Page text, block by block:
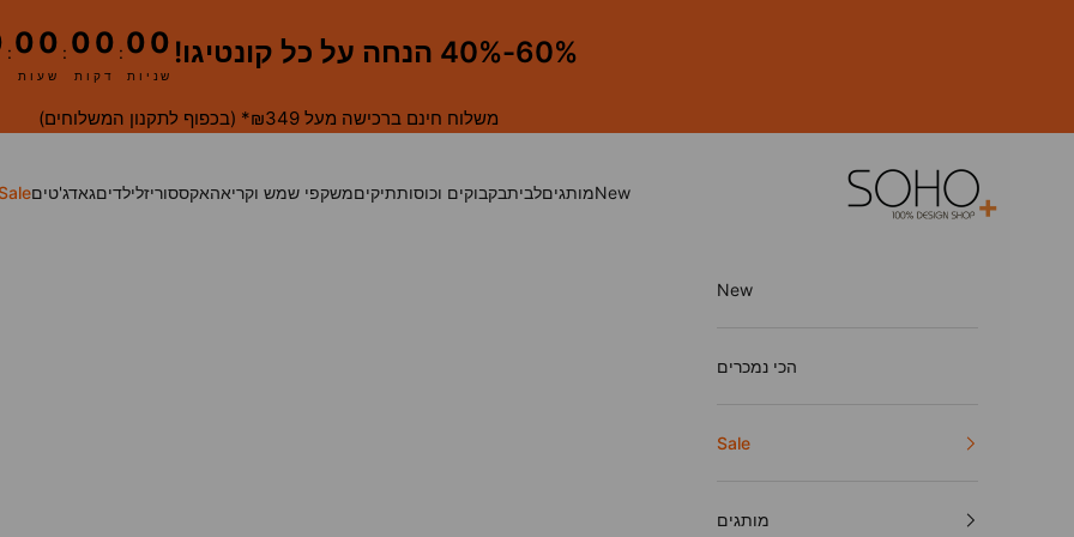
60%-40% הנחה על כל קונטיגו! : 00
שעות
: 00
דקות
: 00
שניות
משלוח חינם ברכישה מעל ₪349* ( בכפוף לתקנון המשלוחים)
SOHO. 100% Design Shop
Newמותגיםלביתבקבוקים וכוסותתיקיםמשקפי שמש וקריאהאקססוריזלילדיםגאדג'טים
New
הכי נמכרים
Sale
מותגים